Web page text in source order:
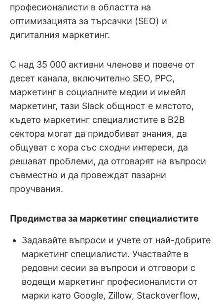
професионалисти в областта на
оптимизацията за търсачки (SEO) и
дигиталния маркетинг.
С над 35 000 активни членове и повече от
десет канала, включително SEO, PPC,
маркетинг в социалните медии и имейл
маркетинг, тази Slack общност е мястото,
където маркетинг специалистите в B2B
сектора могат да придобиват знания, да
общуват с хора със сходни интереси, да
решават проблеми, да отговарят на въпроси
съвместно и да провеждат пазарни
проучвания.
Предимства за маркетинг специалистите
Задавайте въпроси и учете от най-добрите
маркетинг специалисти. Участвайте в
редовни сесии за въпроси и отговори с
водещи маркетинг професионалисти от
марки като Google, Zillow, Stackoverflow,